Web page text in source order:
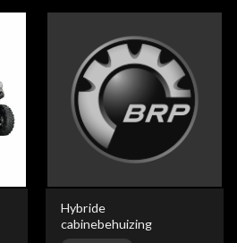
Hybride
cabinebehuizing